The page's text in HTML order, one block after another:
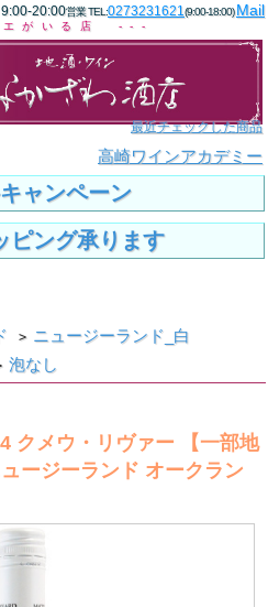
9:00-20:00営業 TEL:0273231621(9:00-18:00)Mail
がいる店 ---
最近チェックした商品
高崎ワインアカデミー
ャンペーン
ピング承ります
> ニュージーランド_白
泡なし
クメウ・リヴァー 【一部地
ージーランド オークラン